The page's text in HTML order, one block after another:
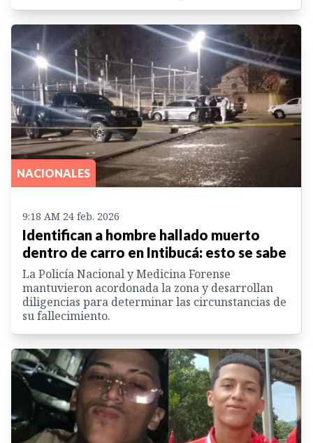
NACIONALES
9:18 AM 24 feb. 2026
Identifican a hombre hallado muerto
dentro de carro en Intibucá: esto se sabe
La Policía Nacional y Medicina Forense
mantuvieron acordonada la zona y desarrollan
diligencias para determinar las circunstancias de
su fallecimiento.